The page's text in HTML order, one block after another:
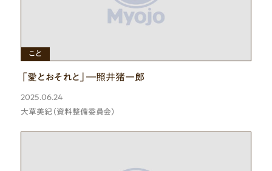
ひと
こと
「愛とおそれと」―照井猪一郎
2025.06.24
大草美紀（資料整備委員会）